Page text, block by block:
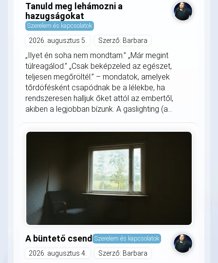
Tanuld meg lehámozni a
hazugságokat
Szerelem és kapcsolatok
2026. augusztus 5. Szerző: Barbara
„Ilyet én soha nem mondtam.” „Már megint
túlreagálod.” „Csak beképzeled az egészet,
teljesen megőröltél.” – mondatok, amelyek
tőrdöfésként csapódnak be a lélekbe, ha
rendszeresen halljuk őket attól az embertől,
akiben a legjobban bízunk. A gaslighting (a...
A büntető csend Szerelem és kapcsolatok
2026. augusztus 4. Szerző: Barbara